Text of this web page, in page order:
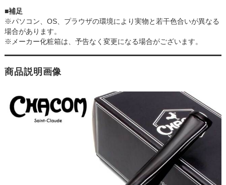
■補足
※パソコン、OS、プラウザの環境により実物と若干色合いが異なる
場合があります。
※メーカー化粧箱は、予告なく変更になる場合がございます。
商品説明画像